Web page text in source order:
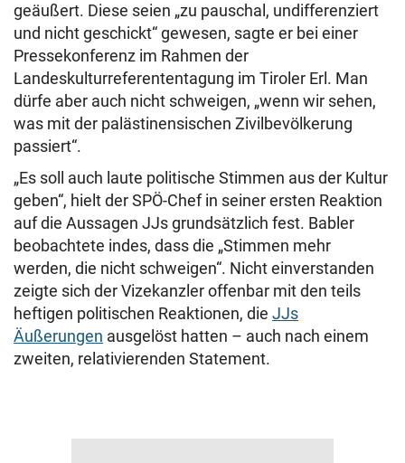
geäußert. Diese seien „zu pauschal, undifferenziert
und nicht geschickt“ gewesen, sagte er bei einer
Pressekonferenz im Rahmen der
Landeskulturreferententagung im Tiroler Erl. Man
dürfe aber auch nicht schweigen, „wenn wir sehen,
was mit der palästinensischen Zivilbevölkerung
passiert“.
„Es soll auch laute politische Stimmen aus der Kultur
geben“, hielt der SPÖ-Chef in seiner ersten Reaktion
auf die Aussagen JJs grundsätzlich fest. Babler
beobachtete indes, dass die „Stimmen mehr
werden, die nicht schweigen“. Nicht einverstanden
zeigte sich der Vizekanzler offenbar mit den teils
heftigen politischen Reaktionen, die JJs
Äußerungen ausgelöst hatten – auch nach einem
zweiten, relativierenden Statement.